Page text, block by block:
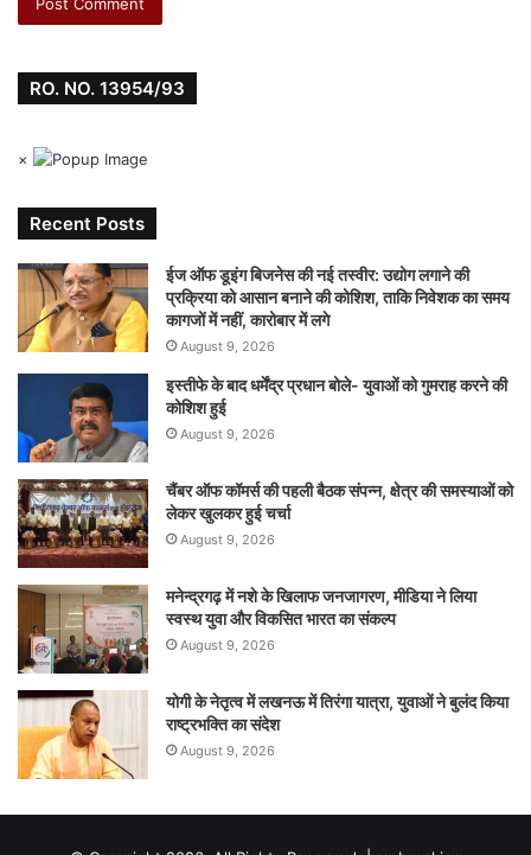
RO. NO. 13954/93
×
Recent Posts
ईज ऑफ डूइंग बिजनेस की नई तस्वीर: उद्योग लगाने की
प्रक्रिया को आसान बनाने की कोशिश, ताकि निवेशक का समय
कागजों में नहीं, कारोबार में लगे
August 9, 2026
इस्तीफे के बाद धर्मेंद्र प्रधान बोले- युवाओं को गुमराह करने की
कोशिश हुई
August 9, 2026
चैंबर ऑफ कॉमर्स की पहली बैठक संपन्न, क्षेत्र की समस्याओं को
लेकर खुलकर हुई चर्चा
August 9, 2026
मनेन्द्रगढ़ में नशे के खिलाफ जनजागरण, मीडिया ने लिया
स्वस्थ युवा और विकसित भारत का संकल्प
August 9, 2026
योगी के नेतृत्व में लखनऊ में तिरंगा यात्रा, युवाओं ने बुलंद किया
राष्ट्रभक्ति का संदेश
August 9, 2026